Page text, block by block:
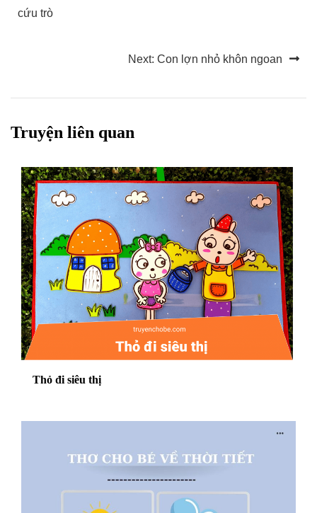
hướng
cứu trò
Next: Con lợn nhỏ khôn ngoan
Truyện liên quan
Thỏ đi siêu thị